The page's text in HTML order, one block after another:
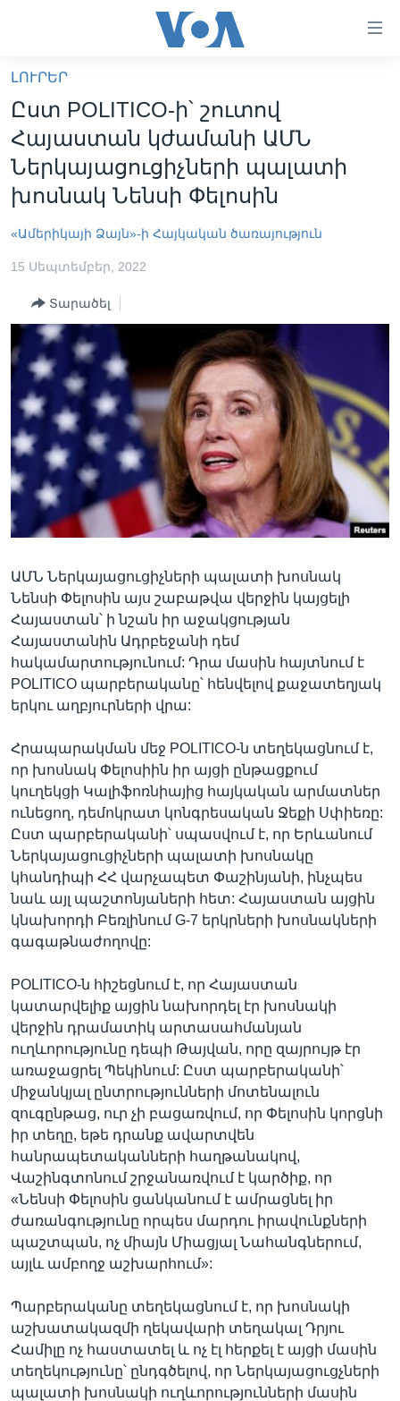
հիմնական
բովանդակությանը
անցնել
հիմնական
բովանդակությանը
հիմնական
ՍՓՅՈՒՌՔ
ՏԵՍԱՆՅՈՒԹԵՐ
ԿԱՊ ՄԵԶ ՀԵՏ
Learning English
ՀԵՏԵՒԵՔ ՄԵԶ
Լեզուներ
ԼՈՒՐԵՐ
Ըստ POLITICO-ի՝ շուտով
Հայաստան կժամանի ԱՄՆ
Ներկայացուցիչների պալատի
խոսնակ Նենսի Փելոսին
«Ամերիկայի Ձայն»-ի Հայկական ծառայություն
15 Սեպտեմբեր, 2022
Տարածել
ԱՄՆ Ներկայացուցիչների պալատի խոսնակ
Նենսի Փելոսին այս շաբաթվա վերջին կայցելի
Հայաստան՝ ի նշան իր աջակցության
Հայաստանին Ադրբեջանի դեմ
հակամարտությունում: Դրա մասին հայտնում է
POLITICO պարբերականը՝ հենվելով քաջատեղյակ
երկու աղբյուրների վրա:
Հրապարակման մեջ POLITICO-ն տեղեկացնում է,
որ խոսնակ Փելոսիին իր այցի ընթացքում
կուղեկցի Կալիֆոռնիայից հայկական արմատներ
ունեցող, դեմոկրատ կոնգրեսական Ջեքի Սփիեռը:
Ըստ պարբերականի՝ սպասվում է, որ Երևանում
Ներկայացուցիչների պալատի խոսնակը
կհանդիպի ՀՀ վարչապետ Փաշինյանի, ինչպես
նաև այլ պաշտոնյաների հետ: Հայաստան այցին
կնախորդի Բեռլինում G-7 երկրների խոսնակների
գագաթնաժողովը:
POLITICO-ն հիշեցնում է, որ Հայաստան
կատարվելիք այցին նախորդել էր խոսնակի
վերջին դրամատիկ արտասահմանյան
ուղևորությունը դեպի Թայվան, որը զայրույթ էր
առաջացրել Պեկինում: Ըստ պարբերականի՝
միջանկյալ ընտրությունների մոտենալուն
զուգընթաց, ուր չի բացառվում, որ Փելոսին կորցնի
իր տեղը, եթե դրանք ավարտվեն
հանրապետականների հաղթանակով,
Վաշինգտոնում շրջանառվում է կարծիք, որ
«Նենսի Փելոսին ցանկանում է ամրացնել իր
ժառանգությունը որպես մարդու իրավունքների
պաշտպան, ոչ միայն Միացյալ Նահանգներում,
այլև ամբողջ աշխարհում»:
Պարբերականը տեղեկացնում է, որ խոսնակի
աշխատակազմի ղեկավարի տեղակալ Դրյու
Համիլը ոչ հաստատել և ոչ էլ հերքել է այցի մասին
տեղեկությունը՝ ընդգծելով, որ Ներկայացուցչների
պալատի խոսնակի ուղևորությունների մասին